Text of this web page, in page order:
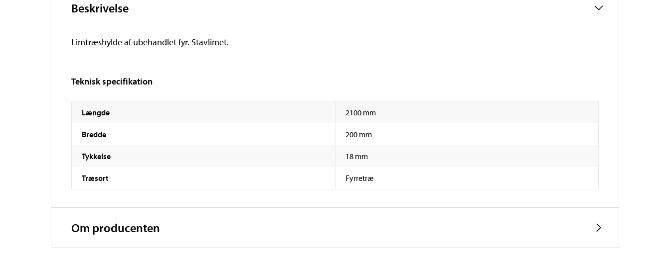
Beskrivelse
Limtræshylde af ubehandlet fyr. Stavlimet.
Teknisk specifikation
Længde 2100 mm
Bredde 200 mm
Tykkelse 18 mm
Træsort Fyrretræ
Om producenten